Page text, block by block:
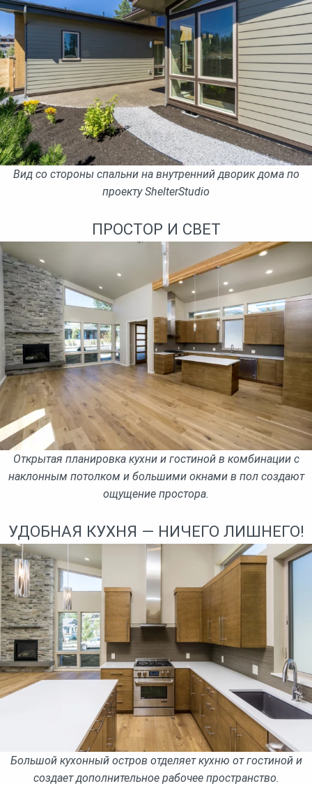
Вид со стороны спальни на внутренний дворик дома по
проекту ShelterStudio
ПРОСТОР И СВЕТ
Открытая планировка кухни и гостиной в комбинации с
наклонным потолком и большими окнами в пол создают
ощущение простора.
УДОБНАЯ КУХНЯ — НИЧЕГО ЛИШНЕГО!
Большой кухонный остров отделяет кухню от гостиной и
создает дополнительное рабочее пространство.